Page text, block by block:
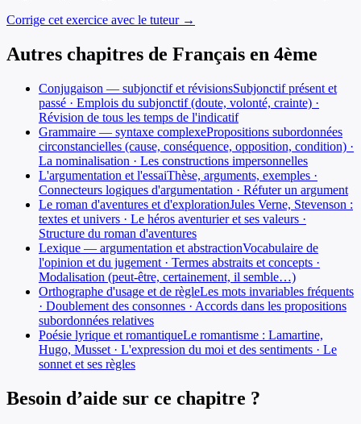
Corrige cet exercice avec le tuteur →
Autres chapitres de Français en 4ème
Conjugaison — subjonctif et révisionsSubjonctif présent et
passé · Emplois du subjonctif (doute, volonté, crainte) ·
Révision de tous les temps de l'indicatif
Grammaire — syntaxe complexePropositions subordonnées
circonstancielles (cause, conséquence, opposition, condition) ·
La nominalisation · Les constructions impersonnelles
L'argumentation et l'essaiThèse, arguments, exemples ·
Connecteurs logiques d'argumentation · Réfuter un argument
Le roman d'aventures et d'explorationJules Verne, Stevenson :
textes et univers · Le héros aventurier et ses valeurs ·
Structure du roman d'aventures
Lexique — argumentation et abstractionVocabulaire de
l'opinion et du jugement · Termes abstraits et concepts ·
Modalisation (peut-être, certainement, il semble…)
Orthographe d'usage et de règleLes mots invariables fréquents
· Doublement des consonnes · Accords dans les propositions
subordonnées relatives
Poésie lyrique et romantiqueLe romantisme : Lamartine,
Hugo, Musset · L'expression du moi et des sentiments · Le
sonnet et ses règles
Besoin d’aide sur ce chapitre ?